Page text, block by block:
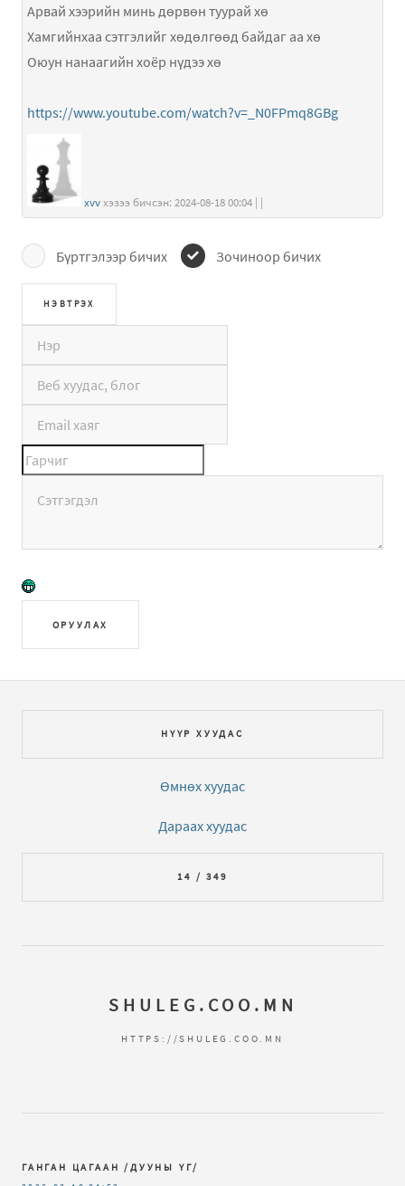
Арвай хээрийн минь дөрвөн туурай хө
Хамгийнхаа сэтгэлийг хөдөлгөөд байдаг аа хө
Оюун нанаагийн хоёр нүдээ хө
https://www.youtube.com/watch?v=_N0FPmq8GBg
xvv хэзээ бичсэн: 2024-08-18 00:04 | |
Бүртгэлээр бичих Зочиноор бичих
ОРУУЛАХ
НҮҮР ХУУДАС
Өмнөх хуудас
Дараах хуудас
14 / 349
SHULEG.COO.MN
HTTPS://SHULEG.COO.MN
ГАНГАН ЦАГААН /ДУУНЫ ҮГ/